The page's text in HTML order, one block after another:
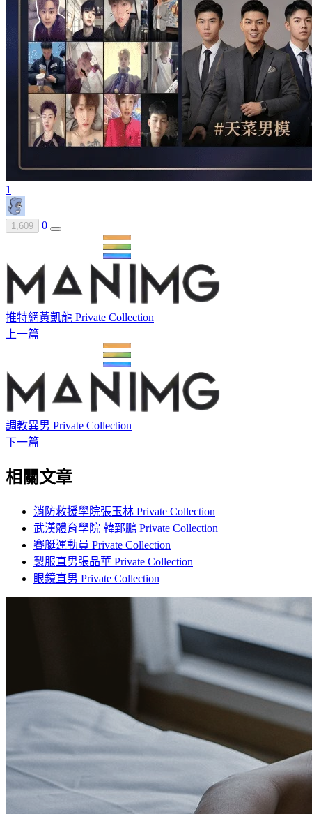
1
1,609 0
推特網黃凱龍 Private Collection
上一篇
調教異男 Private Collection
下一篇
相關文章
消防救援學院張玉林 Private Collection
武漢體育學院 韓郅鵬 Private Collection
賽艇運動員 Private Collection
製服直男張品華 Private Collection
眼鏡直男 Private Collection